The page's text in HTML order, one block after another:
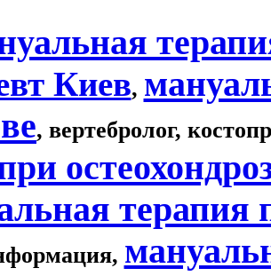
Киев,
, вертебролог,
терапия